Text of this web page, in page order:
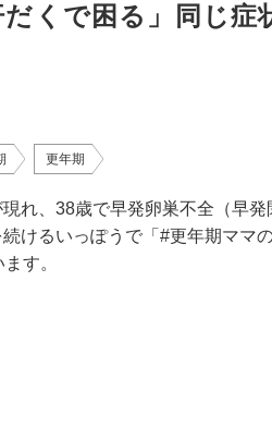
くで困る」同じ症
更年期
れ、38歳で早発卵巣不全（早
けるいっぽうで「#更年期ママ
す。